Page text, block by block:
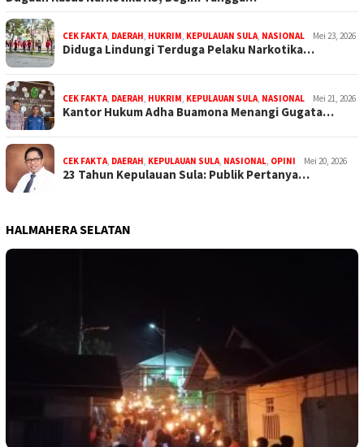
CEK FAKTA, DAERAH, HUKRIM, KEPULAUAN SULA, NASIONAL Mei 23, 2026
Diduga Lindungi Terduga Pelaku Narkotika…
CEK FAKTA, DAERAH, HUKRIM, KEPULAUAN SULA, NASIONAL Mei 21, 2026
Kantor Hukum Adha Buamona Menangi Gugata…
CEK FAKTA, DAERAH, KEPULAUAN SULA, NASIONAL, OPINI Mei 20, 2026
23 Tahun Kepulauan Sula: Publik Pertanya…
HALMAHERA SELATAN